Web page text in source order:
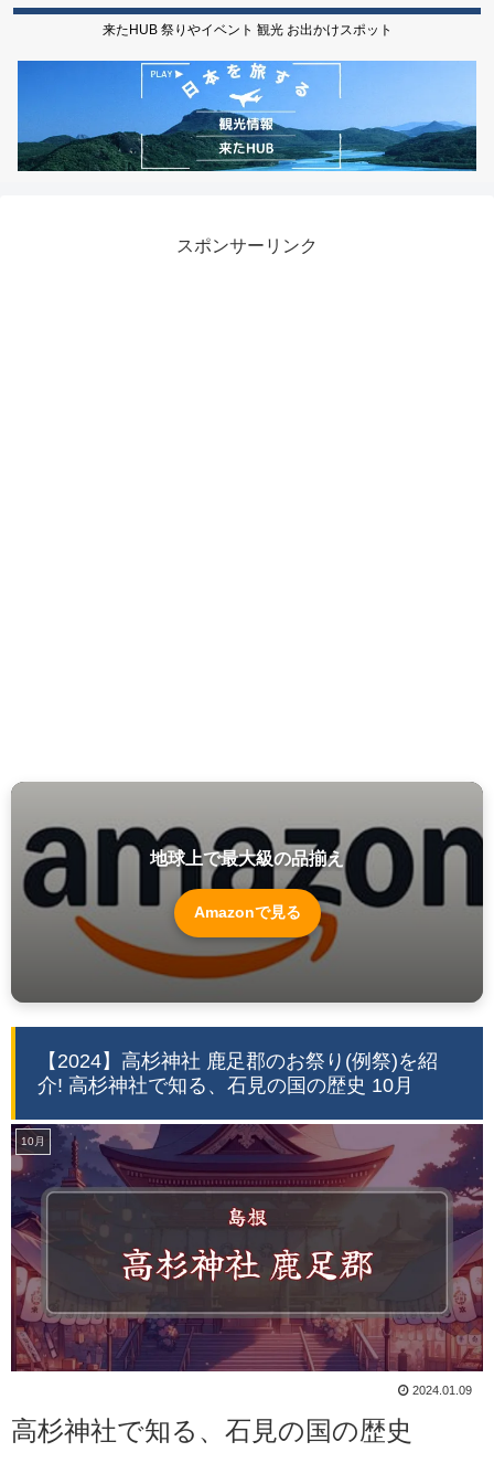
来たHUB 祭りやイベント 観光 お出かけスポット
スポンサーリンク
地球上で最大級の品揃え
Amazonで見る
【2024】高杉神社 鹿足郡のお祭り(例祭)を紹
介! 高杉神社で知る、石見の国の歴史 10月
10月
2024.01.09
高杉神社で知る、石見の国の歴史